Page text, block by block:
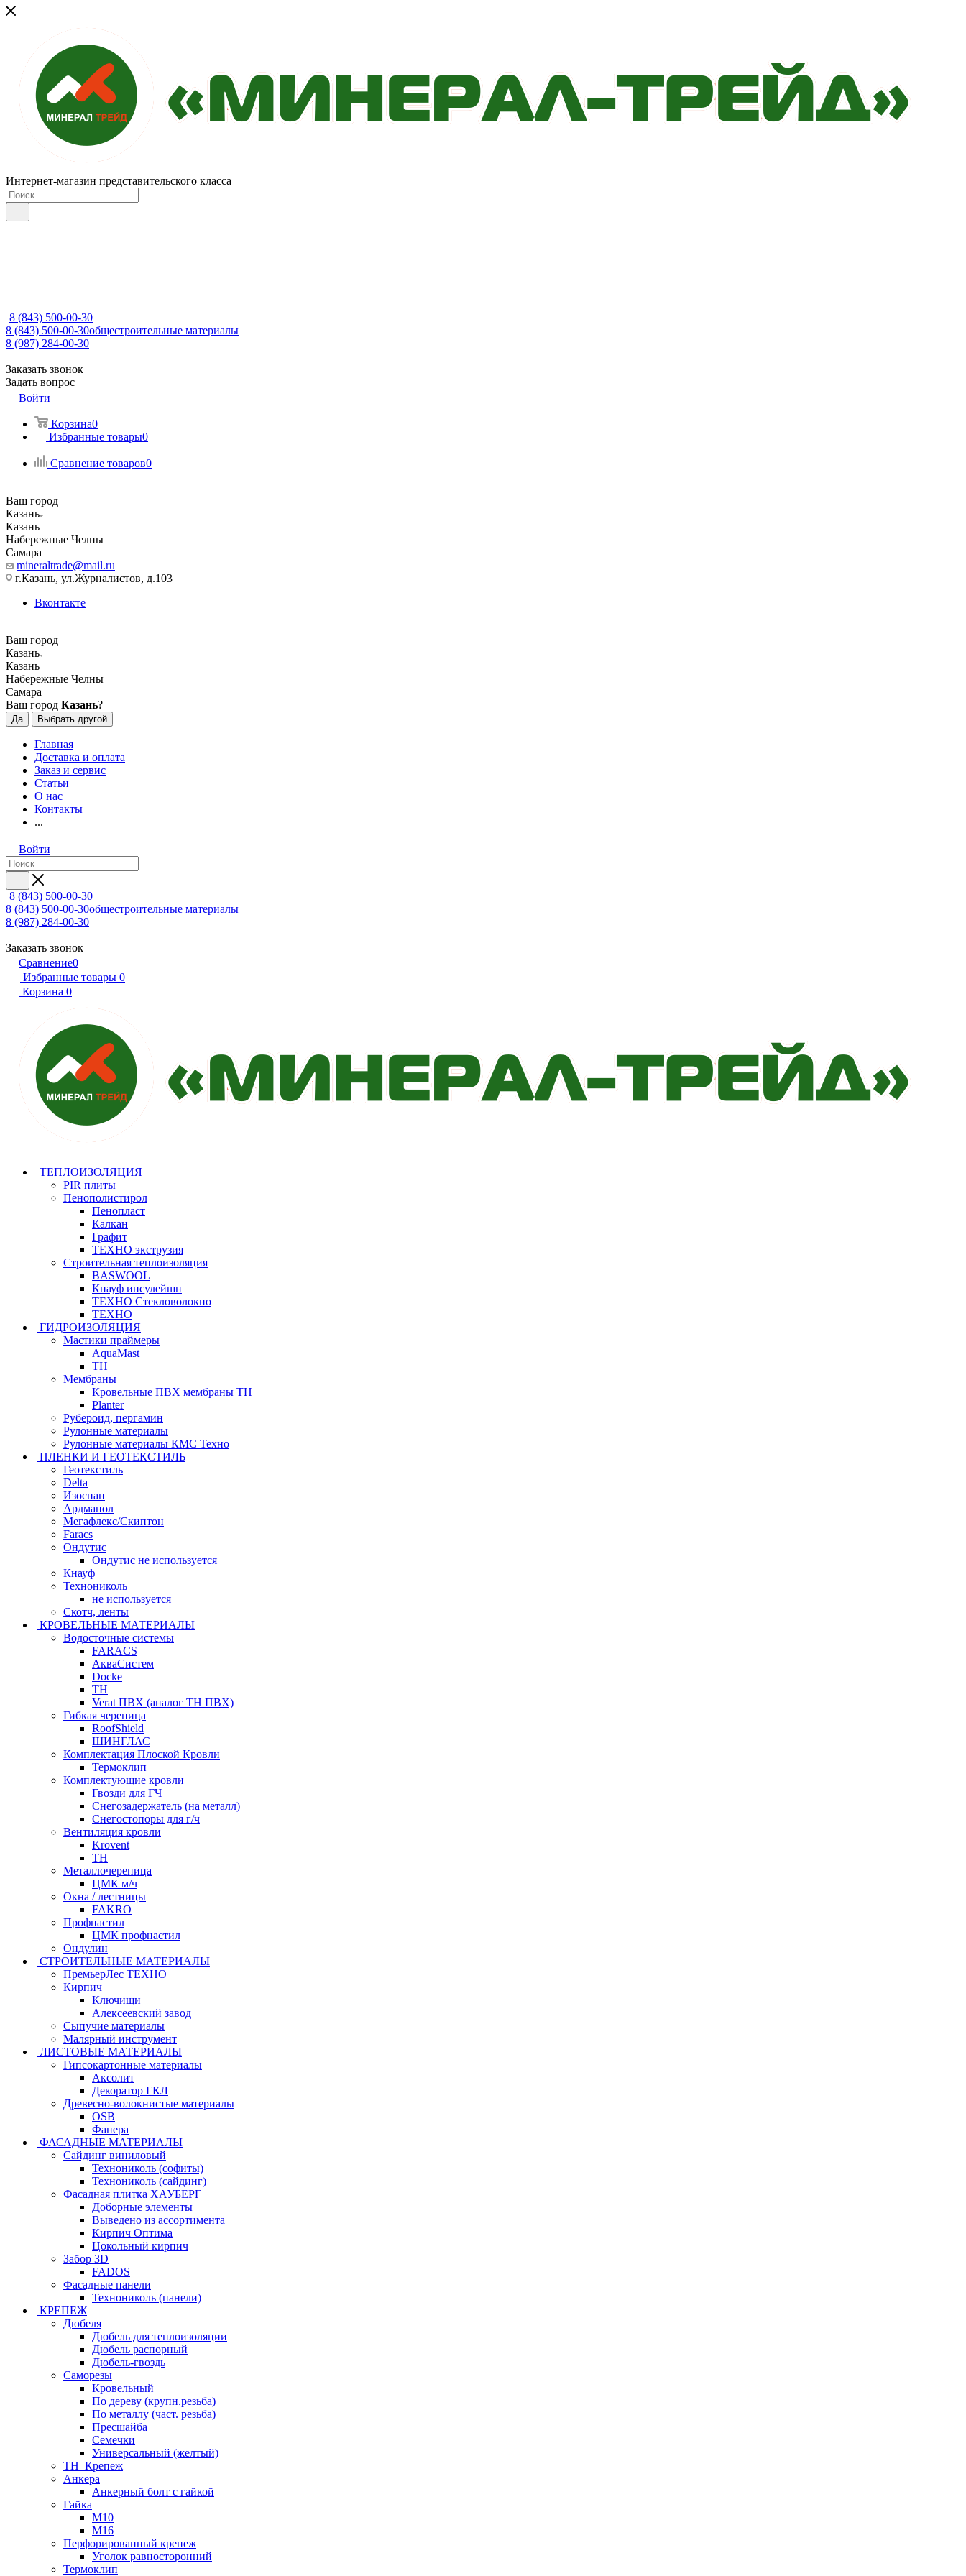
Интернет-магазин представительского класса
8 (843) 500-00-30
8 (843) 500-00-30общестроительные материалы
8 (987) 284-00-30
Заказать звонок
Задать вопрос
Войти
Корзина0
Избранные товары0
Сравнение товаров0
Ваш город
Казань
Казань
Набережные Челны
Самара
mineraltrade@mail.ru
г.Казань, ул.Журналистов, д.103
Вконтакте
Ваш город
Казань
Казань
Набережные Челны
Самара
Ваш город Казань?
Да Выбрать другой
Главная
Доставка и оплата
Заказ и сервис
Статьи
О нас
Контакты
...
Войти
8 (843) 500-00-30
8 (843) 500-00-30общестроительные материалы
8 (987) 284-00-30
Заказать звонок
Сравнение0
Избранные товары 0
Корзина 0
ТЕПЛОИЗОЛЯЦИЯ
PIR плиты
Пенополистирол
Пенопласт
Калкан
Графит
ТЕХНО экструзия
Строительная теплоизоляция
BASWOOL
Кнауф инсулейшн
ТЕХНО Стекловолокно
ТЕХНО
ГИДРОИЗОЛЯЦИЯ
Мастики праймеры
AquaMast
ТН
Мембраны
Кровельные ПВХ мембраны ТН
Planter
Рубероид, пергамин
Рулонные материалы
Рулонные материалы КМС Техно
ПЛЕНКИ И ГЕОТЕКСТИЛЬ
Геотекстиль
Delta
Изоспан
Ардманол
Мегафлекс/Скиптон
Faracs
Ондутис
Ондутис не используется
Кнауф
Технониколь
не используется
Скотч, ленты
КРОВЕЛЬНЫЕ МАТЕРИАЛЫ
Водосточные системы
FARACS
АкваСистем
Docke
ТН
Verat ПВХ (аналог ТН ПВХ)
Гибкая черепица
RoofShield
ШИНГЛАС
Комплектация Плоской Кровли
Термоклип
Комплектующие кровли
Гвозди для ГЧ
Снегозадержатель (на металл)
Снегостопоры для г/ч
Вентиляция кровли
Krovent
ТН
Металлочерепица
ЦМК м/ч
Окна / лестницы
FAKRO
Профнастил
ЦМК профнастил
Ондулин
СТРОИТЕЛЬНЫЕ МАТЕРИАЛЫ
ПремьерЛес ТЕХНО
Кирпич
Ключищи
Алексеевский завод
Сыпучие материалы
Малярный инструмент
ЛИСТОВЫЕ МАТЕРИАЛЫ
Гипсокартонные материалы
Аксолит
Декоратор ГКЛ
Древесно-волокнистые материалы
OSB
Фанера
ФАСАДНЫЕ МАТЕРИАЛЫ
Сайдинг виниловый
Технониколь (софиты)
Технониколь (сайдинг)
Фасадная плитка ХАУБЕРГ
Доборные элементы
Выведено из ассортимента
Кирпич Оптима
Цокольный кирпич
Забор 3D
FADOS
Фасадные панели
Технониколь (панели)
КРЕПЕЖ
Дюбеля
Дюбель для теплоизоляции
Дюбель распорный
Дюбель-гвоздь
Саморезы
Кровельный
По дереву (крупн.резьба)
По металлу (част. резьба)
Пресшайба
Семечки
Универсальный (желтый)
ТН_Крепеж
Анкера
Анкерный болт с гайкой
Гайка
М10
М16
Перфорированный крепеж
Уголок равносторонний
Термоклип